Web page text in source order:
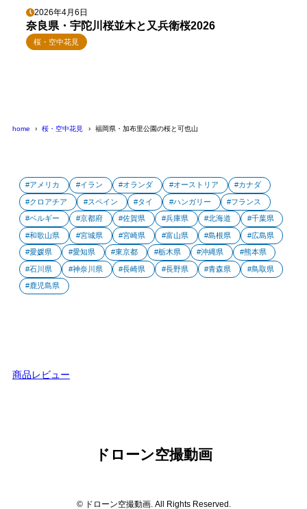
2026年4月6日
奈良県・宇陀川桜並木と又兵衛桜2026
桜・空中花見
home 桜・空中花見 福岡県・加布里公園の桜と可也山
アメリカ イラン オランダ オーストリア カナダ
クロアチア スペイン タイ ハンガリー フランス
ベルギー 京都府 佐賀県 兵庫県 北海道 千葉県
和歌山県 宮城県 宮崎県 富山県 島根県 広島県
愛媛県 愛知県 東京都 栃木県 沖縄県 熊本県
石川県 神奈川県 長崎県 長野県 青森県 鳥取県
鹿児島県
商品レビュー
ドローン空撮動画
© ドローン空撮動画. All Rights Reserved.